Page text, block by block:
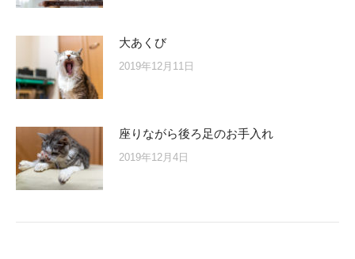
大あくび
2019年12月11日
座りながら後ろ足のお手入れ
2019年12月4日